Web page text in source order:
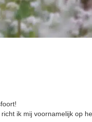
ik mij voornamelijk op